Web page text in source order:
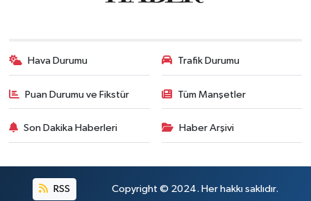
Hava Durumu Trafik Durumu
Puan Durumu ve Fikstür Tüm Manşetler
Son Dakika Haberleri Haber Arşivi
RSS Copyright © 2024. Her hakkı saklıdır.